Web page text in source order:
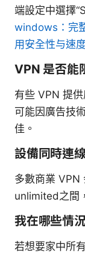
端設定中選擇
windows：完
用安全性与速
VPN 是否能
有些 VPN 提
可能因廣告技
佳。
設備同時連
多數商業 VPN
unlimited之間
我在哪些情
若想要家中所